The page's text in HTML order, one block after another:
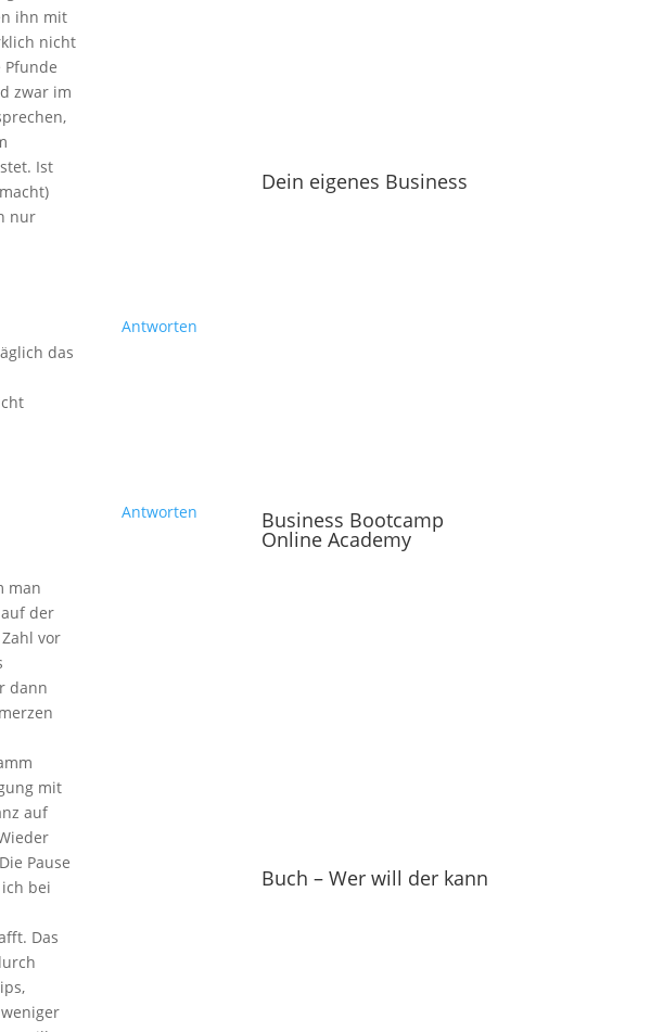
ihn mit
nicht
zwar im
Ist
nur
das
Antworten
man
der
vor
dann
mit
auf
Pause
bei
Das
Antworten
Dein eigenes Business
Business Bootcamp
Online Academy
Buch – Wer will der kann